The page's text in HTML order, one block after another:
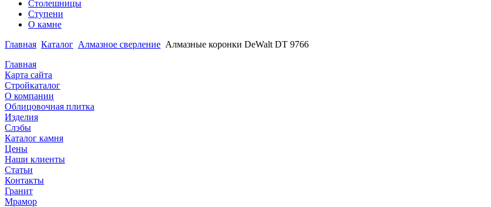
Столешницы
Ступени
О камне
Главная Каталог Алмазное сверление Алмазные коронки DeWalt DT 9766
Главная
Карта сайта
Стройкаталог
О компании
Облицовочная плитка
Изделия
Слэбы
Каталог камня
Цены
Наши клиенты
Статьи
Контакты
Гранит
Мрамор